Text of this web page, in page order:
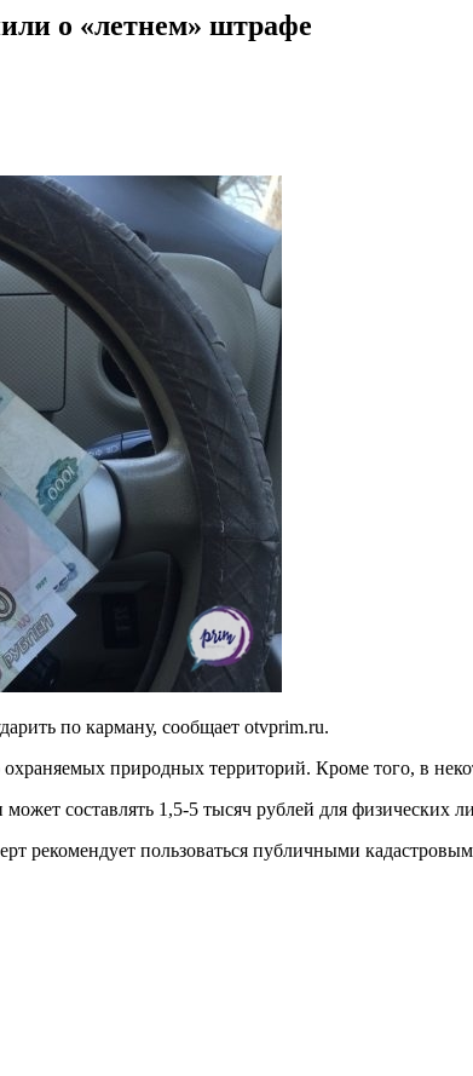
о «летнем» штрафе
по карману, сообщает otvprim.ru.
охраняемых природных территорий. Кроме того, в
составлять 1,5-5 тысяч рублей для
рекомендует пользоваться публичными